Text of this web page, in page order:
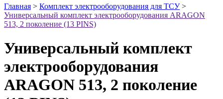
Главная > Комплект электрооборудования для ТСУ>
Универсальный комплект электрооборудования ARAGON
513, 2 поколение (13 PINS)
Универсальный комплект
электрооборудования
ARAGON 513, 2 поколение